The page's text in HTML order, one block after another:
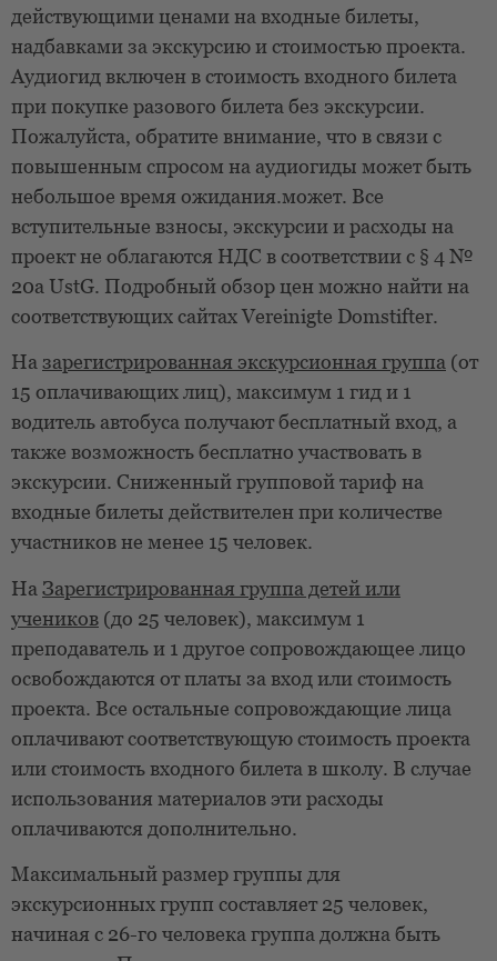
действующими ценами на входные билеты,
надбавками за экскурсию и стоимостью проекта.
Аудиогид включен в стоимость входного билета
при покупке разового билета без экскурсии.
Пожалуйста, обратите внимание, что в связи с
повышенным спросом на аудиогиды может быть
небольшое время ожидания.может. Все
вступительные взносы, экскурсии и расходы на
проект не облагаются НДС в соответствии с § 4 №
20a UstG. Подробный обзор цен можно найти на
соответствующих сайтах Vereinigte Domstifter.
На зарегистрированная экскурсионная группа (от
15 оплачивающих лиц), максимум 1 гид и 1
водитель автобуса получают бесплатный вход, а
также возможность бесплатно участвовать в
экскурсии. Сниженный групповой тариф на
входные билеты действителен при количестве
участников не менее 15 человек.
На Зарегистрированная группа детей или
учеников (до 25 человек), максимум 1
преподаватель и 1 другое сопровождающее лицо
освобождаются от платы за вход или стоимость
проекта. Все остальные сопровождающие лица
оплачивают соответствующую стоимость проекта
или стоимость входного билета в школу. В случае
использования материалов эти расходы
оплачиваются дополнительно.
Максимальный размер группы для
экскурсионных групп составляет 25 человек,
начиная с 26-го человека группа должна быть